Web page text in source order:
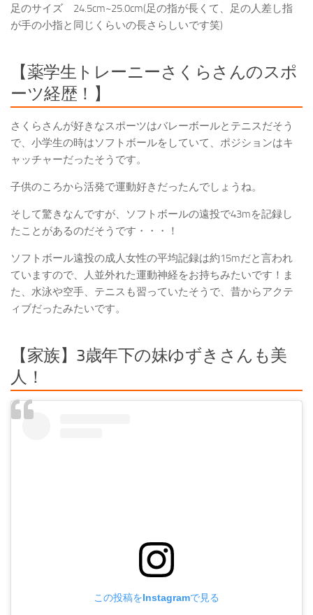
足のサイズ 24.5cm~25.0cm(足の指が長くて、足の人差し指
が手の小指と同じくらいの長さらしいです笑)
【薬学生トレーニーさくらさんのスポ
ーツ経歴！】
さくらさんが好きなスポーツはバレーボールとテニスだそう
で、小学生の時はソフトボールをしていて、ポジションはキ
ャッチャーだったそうです。
子供のころから活発で運動好きだったんでしょうね。
そして驚きなんですが、 ソフトボールの遠投で43mを記録し
たことがあるのだそうです・・・！
ソフトボール遠投の成人女性の平均記録は約15mだと言われ
ていますので、
人並外れた運動神経をお持ちみたいです！ ま
た、水泳や空手、テニスも習っていたそうで、昔からアクテ
ィブだったみたいです。
【家族】3歳年下の妹ゆずきさんも美
人！
この投稿をInstagramで見る